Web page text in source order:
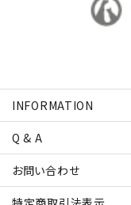
INFORMATION
Q & A
お問い合わせ